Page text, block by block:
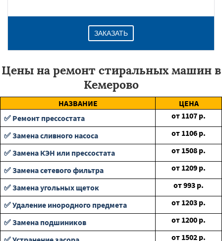
ЗАКАЗАТЬ
Цены на ремонт стиральных машин в
Кемерово
НАЗВАНИЕ
ЦЕНА
✅ Ремонт прессостата
от 1107 р.
✅ Замена сливного насоса
от 1106 р.
✅ Замена КЭН или прессостата
от 1508 р.
✅ Замена сетевого фильтра
от 1209 р.
✅ Замена угольных щеток
от993 р.
✅ Удаление инородного предмета
от 1203 р.
✅ Замена подшиников
от 1200 р.
от 1502 р.